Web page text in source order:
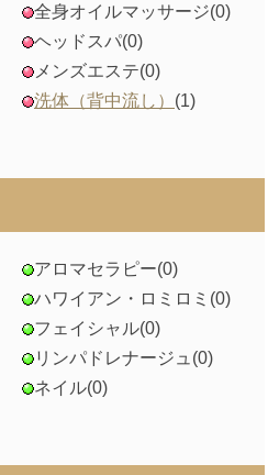
全身オイルマッサージ(0)
ヘッドスパ(0)
メンズエステ(0)
洗体（背中流し） (1)
アロマセラピー(0)
ハワイアン・ロミロミ (0)
フェイシャル(0)
リンパドレナージュ (0)
ネイル(0)